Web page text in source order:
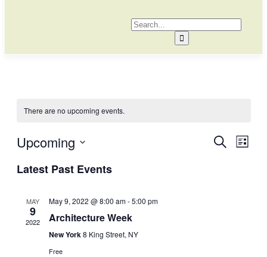
There are no upcoming events.
Events
Search
List
Upcoming
date.
Latest Past Events
MAY
9
2022
May 9, 2022 @ 8:00 am-5:00 pm
Architecture Week
New York8 King Street, NY
Free